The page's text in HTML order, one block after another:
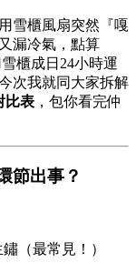
雪櫃風扇突然『嘎
漏冷氣，點算
櫃成日24小時運
次我就同大家拆解
比表 ，包你看完仲
節出事？
（最常見！）